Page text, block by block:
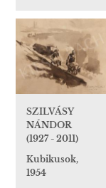
SZILVÁSY
NÁNDOR
(1927 - 2011)
Kubikusok,
1954